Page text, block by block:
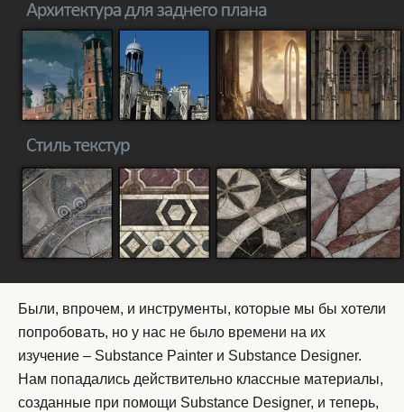
Были, впрочем, и инструменты, которые мы бы хотели
попробовать, но у нас не было времени на их
изучение – Substance Painter и Substance Designer.
Нам попадались действительно классные материалы,
созданные при помощи Substance Designer, и теперь,